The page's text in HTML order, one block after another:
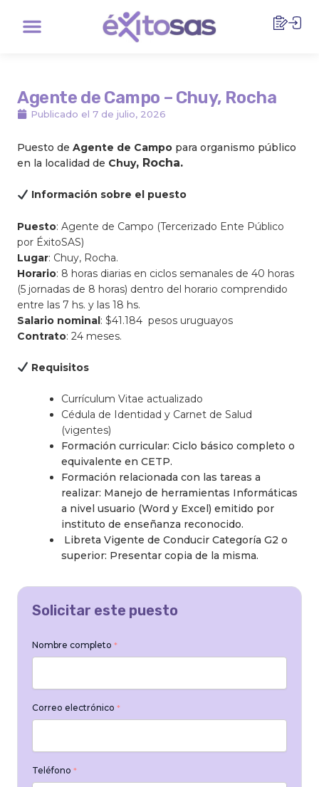
Menu
Agente de Campo – Chuy, Rocha
Publicado el 7 de julio, 2026
Puesto de Agente de Campo para organismo público
en la localidad de Chuy, Rocha.
Información sobre el puesto
Puesto: Agente de Campo (Tercerizado Ente Público
por ÉxitoSAS)
Lugar: Chuy, Rocha.
Horario: 8 horas diarias en ciclos semanales de 40 horas
(5 jornadas de 8 horas) dentro del horario comprendido
entre las 7 hs. y las 18 hs.
Salario nominal: $41.184 pesos uruguayos
Contrato: 24 meses.
Requisitos
Currículum Vitae actualizado
Cédula de Identidad y Carnet de Salud
(vigentes)
Formación curricular: Ciclo básico completo o
equivalente en CETP.
Formación relacionada con las tareas a
realizar: Manejo de herramientas Informáticas
a nivel usuario (Word y Excel) emitido por
instituto de enseñanza reconocido.
Libreta Vigente de Conducir Categoría G2 o
superior: Presentar copia de la misma.
Solicitar este puesto
Nombre completo *
Correo electrónico *
Teléfono *